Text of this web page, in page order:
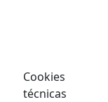
Cookies
técnicas